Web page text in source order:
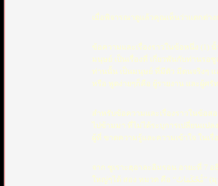
เมื่อพิจารณาดูแล้วคุณเห็นว่าแตกต่า
ข้อความและเรื่องราวในข้อหนึ่ง (1)
มนุษย์ เป็นเรื่องที่ เกี่ยวพันกับท่านร
ท่านนั้น เป็นมนุษย์ ที่มีตัว มีตนจริงๆ
หรือ พูดง่ายๆก็คือ ผู้รายงาน และผู้ศ
สำหรับข้อความและเรื่องราวในข้อส
ไปข้ามมา ที่ไม่ได้ระบุการเปลี่ยนแป
จาก ซูเราะฮฺอาละอิมรอน อายะที่ 7